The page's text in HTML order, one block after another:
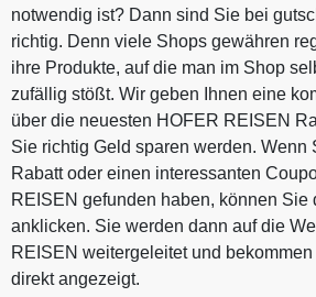
und
Gutscheins
Comvel GmbH
Gutscheine, die
Weiterverkauf
Vervielfältigung
werden von der
Keine
Kontodaten
Formular ein:
https://
oesung. Die
innerhalb von
der
Weitere
finden Sie hier:
https://
notwendig ist? Dann sind Sie bei
richtig. Denn viele Shops gewähren
ihre Produkte, auf die man im Shop
zufällig stößt. Wir geben Ihnen eine
über die neuesten HOFER REISEN
Sie richtig Geld sparen werden. Wenn
Rabatt oder einen interessanten
REISEN gefunden haben, können Sie
anklicken. Sie werden dann auf die
REISEN weitergeleitet und
direkt angezeigt.